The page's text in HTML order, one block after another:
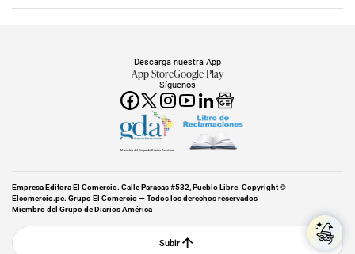
Síguenos
Descarga nuestra App
App StoreGoogle Play
Miembro del Grupo de Diarios América
Empresa Editora El Comercio. Calle Paracas #532, Pueblo Libre. Copyright ©
Elcomercio.pe. Grupo El Comercio — Todos los derechos reservados
Miembro del Grupo de Diarios América
Subir